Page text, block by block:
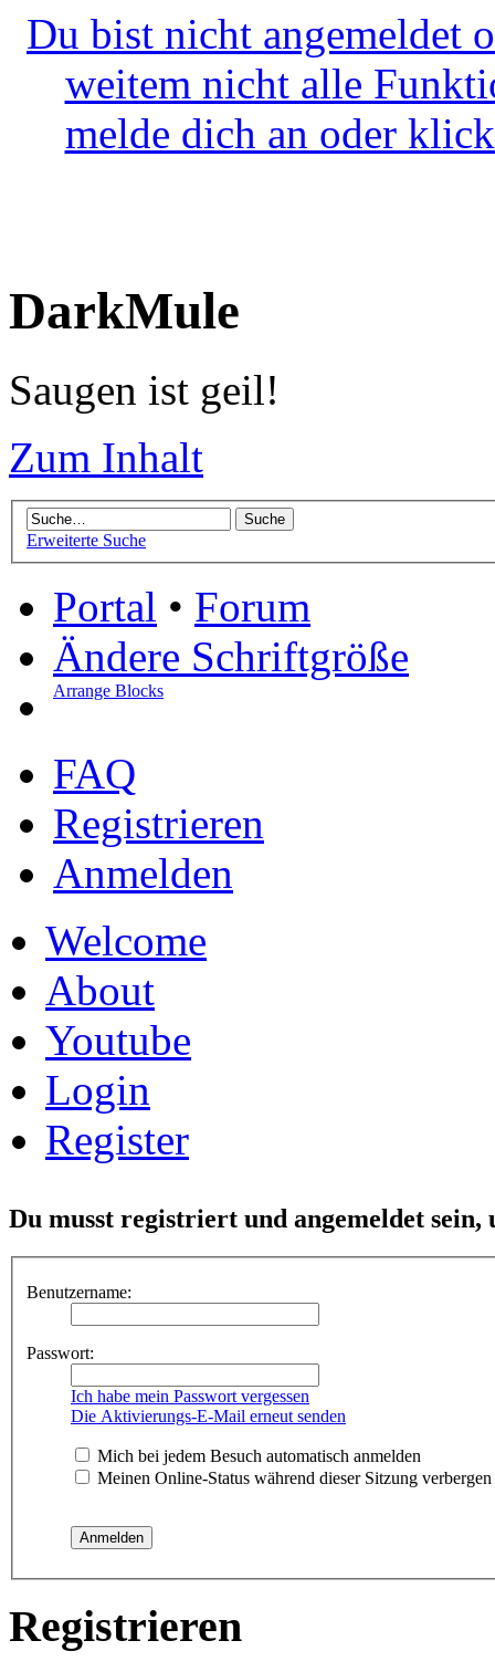
Du bist nicht angemeldet
weitem nicht alle
melde dich an oder
DarkMule
Saugen ist geil!
Zum Inhalt
Erweiterte Suche
Portal • Forum
Ändere Schriftgröße
Arrange Blocks
FAQ
Registrieren
Anmelden
Welcome
About
Youtube
Login
Register
Du musst registriert und angemeldet
Benutzername:
Passwort:
Ich habe mein Passwort vergessen
Die Aktivierungs-E-Mail erneut senden
Mich bei jedem Besuch automatisch anmelden
Meinen Online-Status während dieser Sitzung verbergen
Registrieren